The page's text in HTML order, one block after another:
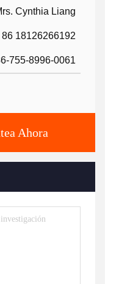
Cynthia Liang
86 18126266192
755-8996-0061
Ahora